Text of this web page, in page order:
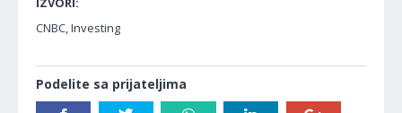
CNBC, Investing
Podelite sa prijateljima